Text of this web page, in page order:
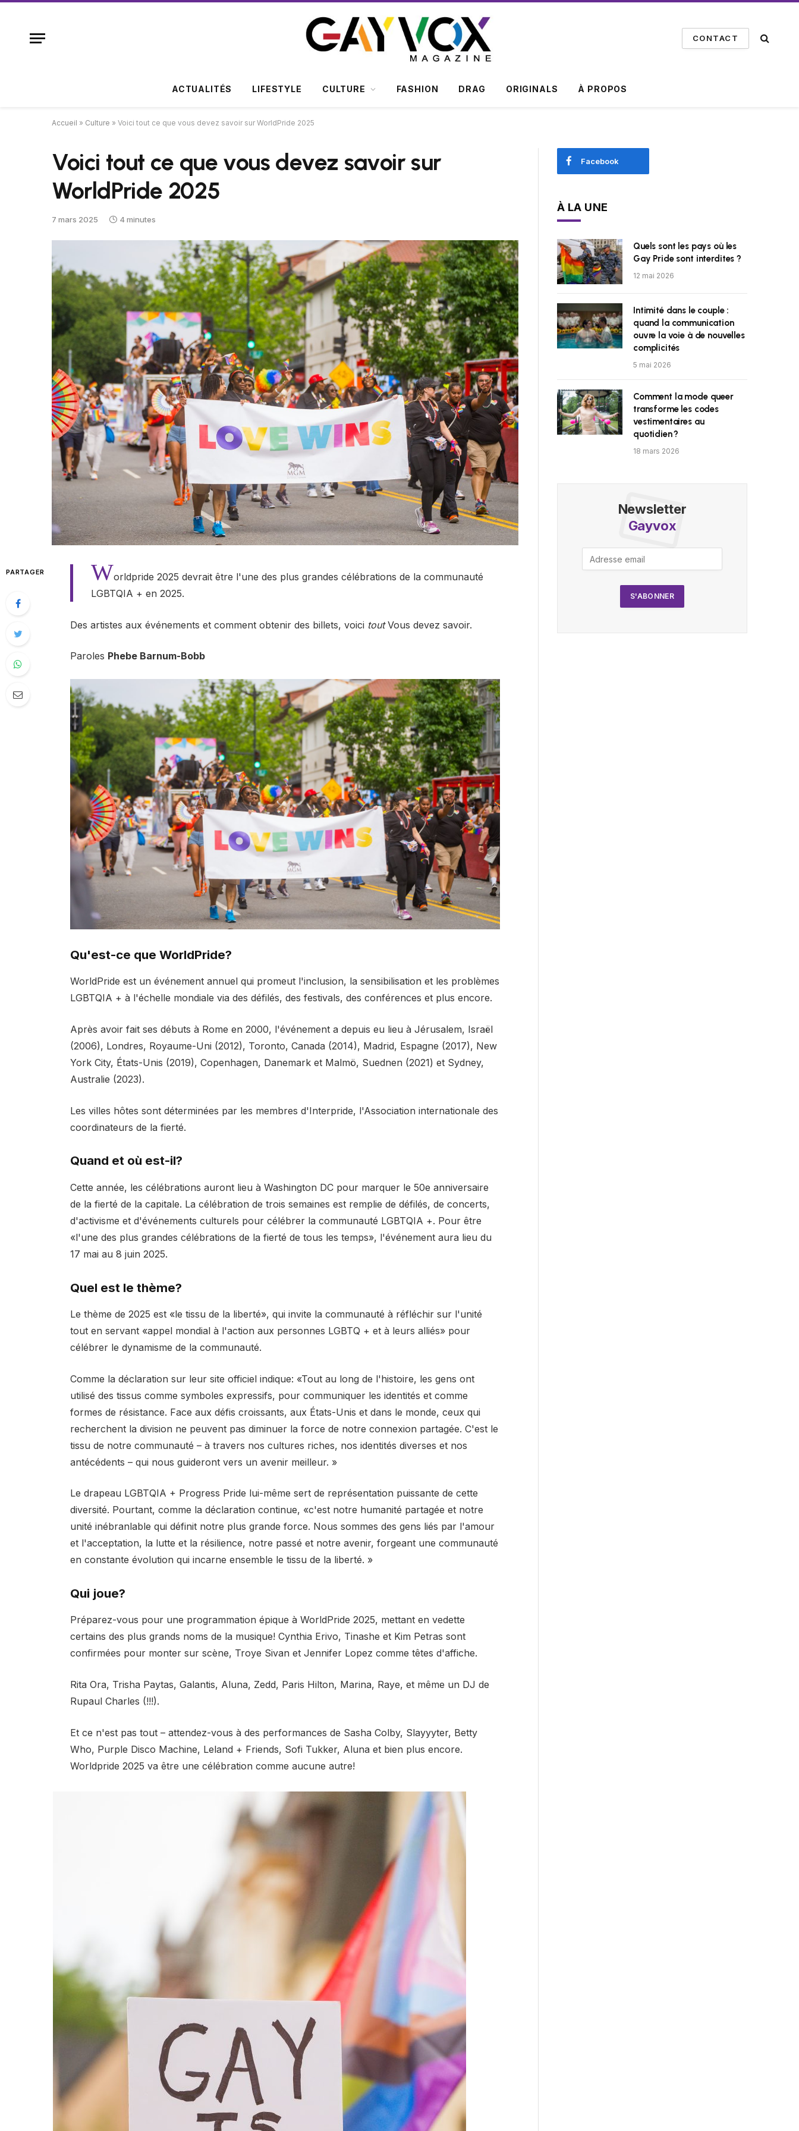
CONTACT
ACTUALITÉS LIFESTYLE CULTURE FASHION DRAG ORIGINALS À PROPOS
Accueil » Culture » Voici tout ce que vous devez savoir sur WorldPride 2025
Voici tout ce que vous devez savoir sur
WorldPride 2025
7 mars 2025 4 minutes
PARTAGER Worldpride 2025 devrait être l'une des plus grandes célébrations de la communauté
LGBTQIA + en 2025.
Des artistes aux événements et comment obtenir des billets, voici toutVous devez savoir.
Paroles Phebe Barnum-Bobb
Qu'est-ce que WorldPride?
WorldPride est un événement annuel qui promeut l'inclusion, la sensibilisation et les problèmes
LGBTQIA + à l'échelle mondiale via des défilés, des festivals, des conférences et plus encore.
Après avoir fait ses débuts à Rome en 2000, l'événement a depuis eu lieu à Jérusalem, Israël
(2006), Londres, Royaume-Uni (2012), Toronto, Canada (2014), Madrid, Espagne (2017), New
York City, États-Unis (2019), Copenhagen, Danemark et Malmö, Suednen (2021) et Sydney,
Australie (2023).
Les villes hôtes sont déterminées par les membres d'Interpride, l'Association internationale des
coordinateurs de la fierté.
Quand et où est-il?
Cette année, les célébrations auront lieu à Washington DC pour marquer le 50e anniversaire
de la fierté de la capitale. La célébration de trois semaines est remplie de défilés, de concerts,
d'activisme et d'événements culturels pour célébrer la communauté LGBTQIA +. Pour être
«l'une des plus grandes célébrations de la fierté de tous les temps», l'événement aura lieu du
17 mai au 8 juin 2025.
Quel est le thème?
Le thème de 2025 est «le tissu de la liberté», qui invite la communauté à réfléchir sur l'unité
tout en servant «appel mondial à l'action aux personnes LGBTQ + et à leurs alliés» pour
célébrer le dynamisme de la communauté.
Comme la déclaration sur leur site officiel indique: «Tout au long de l'histoire, les gens ont
utilisé des tissus comme symboles expressifs, pour communiquer les identités et comme
formes de résistance. Face aux défis croissants, aux États-Unis et dans le monde, ceux qui
recherchent la division ne peuvent pas diminuer la force de notre connexion partagée. C'est le
tissu de notre communauté – à travers nos cultures riches, nos identités diverses et nos
antécédents – qui nous guideront vers un avenir meilleur. »
Le drapeau LGBTQIA + Progress Pride lui-même sert de représentation puissante de cette
diversité. Pourtant, comme la déclaration continue, «c'est notre humanité partagée et notre
unité inébranlable qui définit notre plus grande force. Nous sommes des gens liés par l'amour
et l'acceptation, la lutte et la résilience, notre passé et notre avenir, forgeant une communauté
en constante évolution qui incarne ensemble le tissu de la liberté. »
Qui joue?
Préparez-vous pour une programmation épique à WorldPride 2025, mettant en vedette
certains des plus grands noms de la musique! Cynthia Erivo, Tinashe et Kim Petras sont
confirmées pour monter sur scène, Troye Sivan et Jennifer Lopez comme têtes d'affiche.
Rita Ora, Trisha Paytas, Galantis, Aluna, Zedd, Paris Hilton, Marina, Raye, et même un DJ de
Rupaul Charles (!!!).
Et ce n'est pas tout – attendez-vous à des performances de Sasha Colby, Slayyyter, Betty
Who, Purple Disco Machine, Leland + Friends, Sofi Tukker, Aluna et bien plus encore.
Worldpride 2025 va être une célébration comme aucune autre!
Facebook
À LA UNE
Quels sont les pays où les
Gay Pride sont interdites ?
12 mai 2026
Intimité dans le couple :
quand la communication
ouvre la voie à de nouvelles
complicités
5 mai 2026
Comment la mode queer
transforme les codes
vestimentaires au
quotidien ?
18 mars 2026
Newsletter
Gayvox